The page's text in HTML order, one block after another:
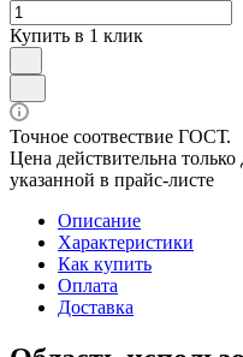
Купить в 1 клик
Точное соотвествие ГОСТ.
Цена действительна
указанной в прайс-листе
Описание
Характеристики
Как купить
Оплата
Доставка